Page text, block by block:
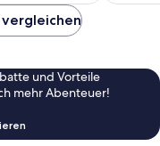
und Vorteile
mehr Abenteuer!